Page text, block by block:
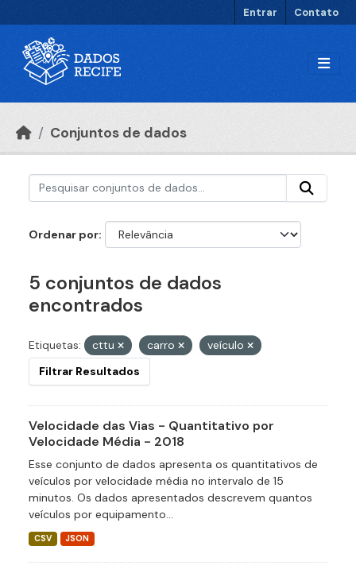
Entrar Contato
Conjuntos de dados
Ordenar por
5 conjuntos de dados
encontrados
Etiquetas: cttu carro
veículo
Filtrar Resultados
Velocidade das Vias - Quantitativo por
Velocidade Média - 2018
Esse conjunto de dados apresenta os quantitativos de
veículos por velocidade média no intervalo de 15
minutos. Os dados apresentados descrevem quantos
veículos por equipamento...
CSV JSON